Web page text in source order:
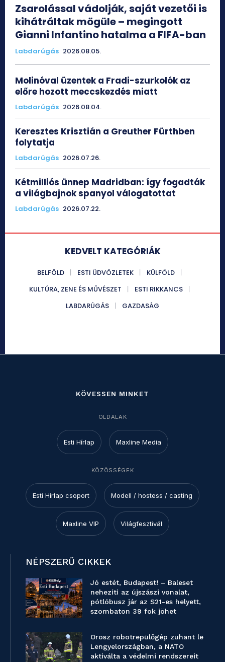
Zsarolással vádolják, saját vezetői is
kihátráltak mögüle – megingott
Gianni Infantino hatalma a FIFA-ban
Labdarúgás 2026.08.05.
Molinóval üzentek a Fradi-szurkolók az
előre hozott meccskezdés miatt
Labdarúgás 2026.08.04.
Keresztes Krisztián a Greuther Fürthben
folytatja
Labdarúgás 2026.07.26.
Kétmilliós ünnep Madridban: így fogadták
a világbajnok spanyol válogatottat
Labdarúgás 2026.07.22.
KEDVELT KATEGÓRIÁK
BELFÖLD ESTI ÜDVÖZLETEK
KÜLFÖLD
KULTÚRA, ZENE ÉS MŰVÉSZET
ESTI RIKKANCS
LABDARÚGÁS
GAZDASÁG
KÖVESSEN MINKET
OLDALAK
Esti Hírlap Maxline Media
KÖZÖSSÉGEK
Esti Hírlap csoport Modell / hostess / casting
Maxline VIP Világfesztivál
NÉPSZERŰ CIKKEK
Jó estét, Budapest! – Baleset
nehezíti az újszászi vonalat,
pótlóbusz jár az S21-es helyett,
szombaton 39 fok jöhet
Orosz robotrepülőgép zuhant le
Lengyelországban, a NATO
aktiválta a védelmi rendszereit